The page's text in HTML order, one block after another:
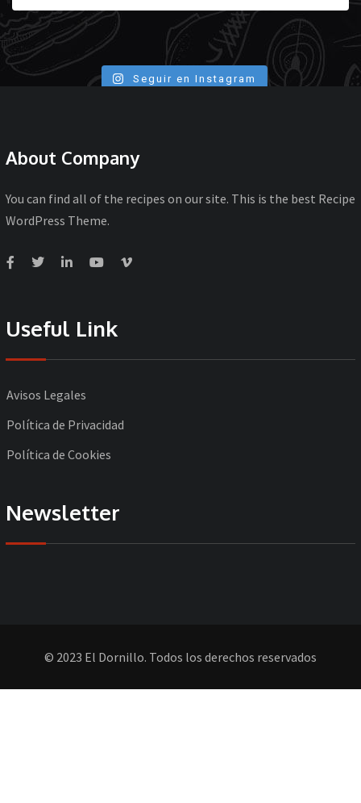
Seguir en Instagram
About Company
You can find all of the recipes on our site. This is the best Recipe
WordPress Theme.
Useful Link
Avisos Legales
Política de Privacidad
Política de Cookies
Newsletter
© 2023 El Dornillo. Todos los derechos reservados